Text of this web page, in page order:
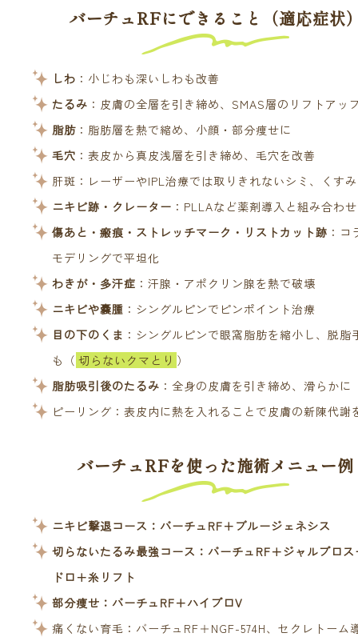
バーチュRFにできること（適応症状
しわ ：小じわも深いしわも改善
たるみ ：皮膚の全層を引き締め、SMAS層のリフトアッ
脂肪 ：脂肪層を熱で縮め、小顔・部分痩せに
毛穴 ：表皮から真皮浅層を引き締め、毛穴を改善
肝斑：レーザーやIPL治療では取りきれないシミ、くす
ニキビ跡・クレーター ：PLLAなど薬剤導入と組み合わ
傷あと・瘢痕・ ストレッチマーク・リストカット跡 ：コ
モデリングで平坦化
わきが・多汗症 ：汗腺・アポクリン腺を熱で破壊
ニキビや嚢腫 ：シングルピンでピンポイント治療
目の下のくま ：シングルピンで眼窩脂肪を縮小し、脱脂
も（ 切らないクマとり ）
脂肪吸引後のたるみ ：全身の皮膚を引き締め、滑らかに
ピーリング：表皮内に熱を入れることで皮膚の新陳代謝
バーチュRFを使った施術メニュー例
ニキビ撃退コース：バーチュRF＋ブルージェネシス
切らないたるみ最強コース：バーチュRF＋ジャルプロ
ドロ＋糸リフト
部分痩せ：バーチュRF＋ハイプロV
痛くない育毛：バーチュRF＋NGF-574H、セクレトーム